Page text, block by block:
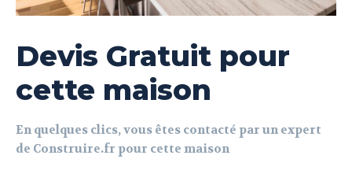
Devis Gratuit pour
cette maison
En quelques clics, vous êtes contacté par un expert
de Construire.fr pour cette maison